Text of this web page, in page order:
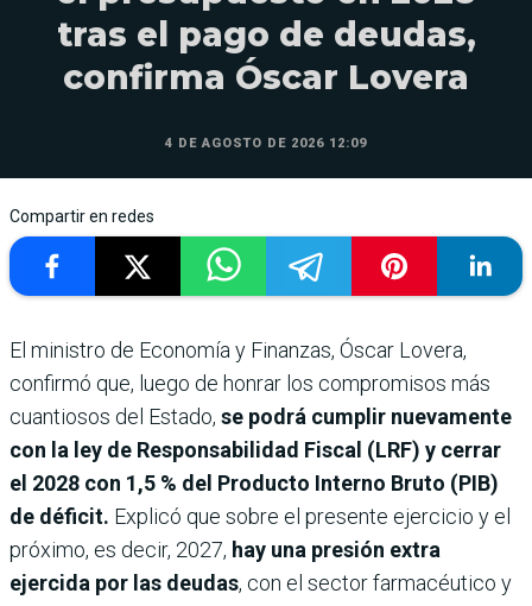
tras el pago de deudas,
confirma Óscar Lovera
4 DE AGOSTO DE 2026 12:09
Compartir en redes
El ministro de Economía y Finanzas, Óscar Lovera,
confirmó que, luego de honrar los compromisos más
cuantiosos del Estado, se podrá cumplir nuevamente
con la ley de Responsabilidad Fiscal (LRF) y cerrar
el 2028 con 1,5 % del Producto Interno Bruto (PIB)
de déficit. Explicó que sobre el presente ejercicio y el
próximo, es decir, 2027, hay una presión extra
ejercida por las deudas, con el sector farmacéutico y